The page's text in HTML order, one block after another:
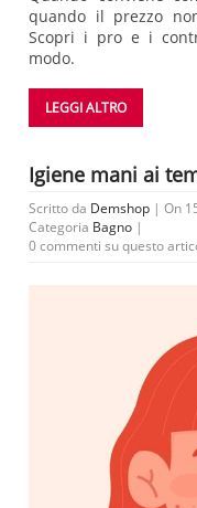
quando il prezzo
Scopri i pro e i
modo.
LEGGI ALTRO
Igiene mani ai
Scritto da Demshop | On
Categoria Bagno |
0 commenti su questo